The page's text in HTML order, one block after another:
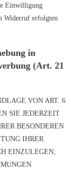
Einwilligung
Widerruf erfolgten
in
(Art. 21
VON ART. 6
SIE JEDERZEIT
BESONDEREN
IHRER
EINZULEGEN;